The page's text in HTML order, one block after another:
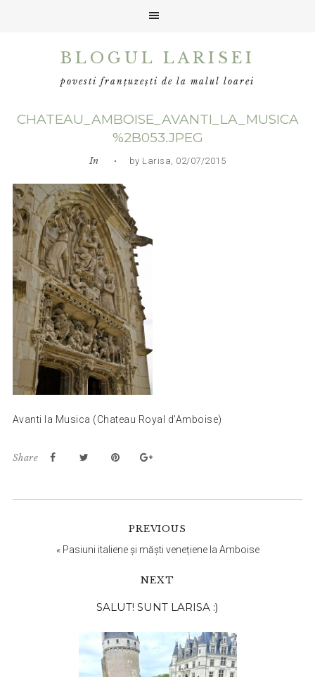
BLOGUL LARISEI
povesti franțuzești de la malul loarei
CHATEAU_AMBOISE_AVANTI_LA_MUSICA
%2B053.JPEG
In • by Larisa, 02/07/2015
Avanti la Musica (Chateau Royal d’Amboise)
Share
PREVIOUS
« Pasiuni italiene și măști venețiene la Amboise
NEXT
principală
SALUT! SUNT LARISA :)